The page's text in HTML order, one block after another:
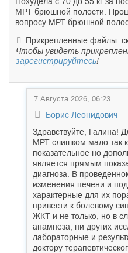
МРТ брюшной полости.
вопросу МРТ брюшной
Прикрепленные файлы:
Чтобы увидеть
зарегистрируйтесь!
7 Августа 2026, 06:23
Борис Леонидович
Здравствуйте, Галина!
МРТ слишком мало так
показательное но
является прямым
диагноза. В
изменения печени и
характерные для их
привести к болевому
ЖКТ и не только, но в
анамнеза, ни других
лабораторные и
доктору